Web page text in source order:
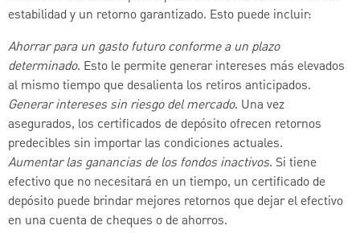
estabilidad y un retorno garantizado. Esto puede incluir:
Ahorrar para un gasto futuro conforme a un plazo
determinado. Esto le permite generar intereses más elevados
al mismo tiempo que desalienta los retiros anticipados.
Generar intereses sin riesgo del mercado. Una vez
asegurados, los certificados de depósito ofrecen retornos
predecibles sin importar las condiciones actuales.
Aumentar las ganancias de los fondos inactivos. Si tiene
efectivo que no necesitará en un tiempo, un certificado de
depósito puede brindar mejores retornos que dejar el efectivo
en una cuenta de cheques o de ahorros.